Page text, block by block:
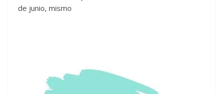
de junio, mismo